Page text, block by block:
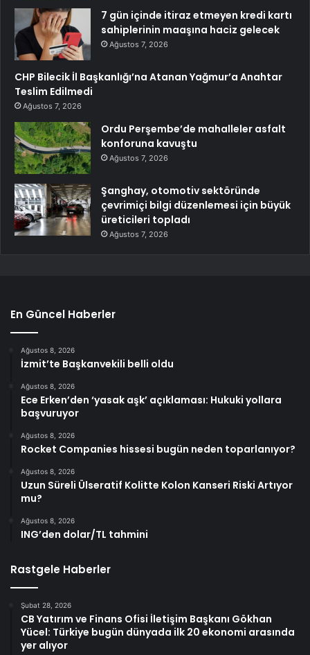
7 gün içinde itiraz etmeyen kredi kartı
sahiplerinin maaşına haciz gelecek
Ağustos 7, 2026
CHP Bilecik İl Başkanlığı’na Atanan Yağmur’a Anahtar
Teslim Edilmedi
Ağustos 7, 2026
Ordu Perşembe’de mahalleler asfalt
konforuna kavuştu
Ağustos 7, 2026
Şanghay, otomotiv sektöründe
çevrimiçi bilgi düzenlemesi için büyük
üreticileri topladı
Ağustos 7, 2026
En Güncel Haberler
Ağustos 8, 2026
İzmit’te Başkanvekili belli oldu
Ağustos 8, 2026
Ece Erken’den ‘yasak aşk’ açıklaması: Hukuki yollara
başvuruyor
Ağustos 8, 2026
Rocket Companies hissesi bugün neden toparlanıyor?
Ağustos 8, 2026
Uzun Süreli Ülseratif Kolitte Kolon Kanseri Riski Artıyor
mu?
Ağustos 8, 2026
ING’den dolar/TL tahmini
Rastgele Haberler
Şubat 28, 2026
CB Yatırım ve Finans Ofisi İletişim Başkanı Gökhan
Yücel: Türkiye bugün dünyada ilk 20 ekonomi arasında
yer alıyor